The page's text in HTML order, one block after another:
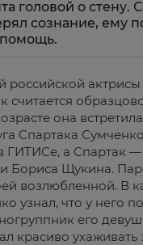
головой о стену.
сознание, ему
российской
считается
она
Спартака
ГИТИСе, а Спартак
Бориса Щукина.
возлюбленной. В
узнал, что у него
его
красиво ухаживать